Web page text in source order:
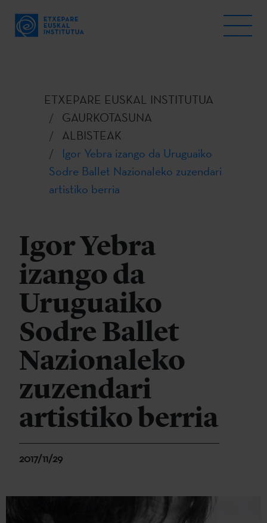
ETXEPARE EUSKAL INSTITUTUA
GAURKOTASUNA
ALBISTEAK
Igor Yebra izango da Uruguaiko
Sodre Ballet Nazionaleko zuzendari
artistiko berria
Igor Yebra
izango da
Uruguaiko
Sodre Ballet
Nazionaleko
zuzendari
artistiko berria
2017/11/29